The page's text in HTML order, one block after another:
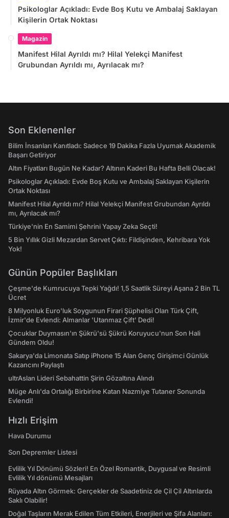
Psikologlar Açıkladı: Evde Boş Kutu ve Ambalaj Saklayan
Kişilerin Ortak Noktası
Magazin
Manifest Hilal Ayrıldı mı? Hilal Yelekçi Manifest
Grubundan Ayrıldı mı, Ayrılacak mı?
Son Eklenenler
Bilim İnsanları Kanıtladı: Sadece 19 Dakika Fazla Uyumak Akademik
Başarı Getiriyor
Altın Fiyatları Bugün Ne Kadar? Altının Kaderi Bu Hafta Belli Olacak!
Psikologlar Açıkladı: Evde Boş Kutu ve Ambalaj Saklayan Kişilerin
Ortak Noktası
Manifest Hilal Ayrıldı mı? Hilal Yelekçi Manifest Grubundan Ayrıldı
mı, Ayrılacak mı?
Türkiye'nin En Samimi Şehrini Yapay Zeka Seçti!
5 Bin Yıllık Gizli Mezardan Servet Çıktı: Fildişinden, Kehribara Yok
Yok!
Günün Popüler Başlıkları
Çeşme'de Kumrucuya Tepki Yağdı! 1,5 Saatlik Süreyi Aşana 2 Bin TL
Ücret
8 Milyonluk Euro'luk Soygunun Firari Şüphelisi Olan Türk Çift,
İzmir'de Evlendi: Almanlar 'Utanmaz Çift' Dedi!
Çocuklar Duymasın'ın Şükrü'sü Şükrü Koruyucu'nun Son Hali
Gündem Oldu!
Sakarya'da Limonata Satıp iPhone 15 Alan Genç Girişimci Günlük
Kazancını Paylaştı
ultrAslan Lideri Sebahattin Şirin Gözaltına Alındı
Müge Anlı'da Ortalığı Birbirine Katan Nazmiye Tutaner Sonunda
Evlendi!
Hızlı Erişim
Hava Durumu
Son Depremler Listesi
Evlilik Yıl Dönümü Sözleri! En Özel Romantik, Duygusal ve Resimli
Evlilik Yıl dönümü Mesajları
Rüyada Altın Görmek: Gerçekler de Saadetiniz de Çil Çil Altınlarda
Saklı Olabilir!
Doğal Taşların Merak Edilen Tüm Etkileri, Enerjileri ve Şifa Alanları: